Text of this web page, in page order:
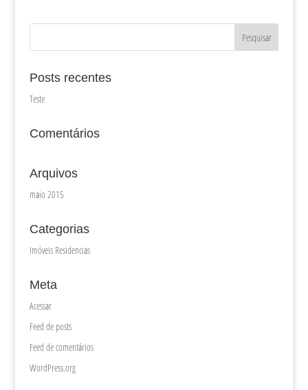
Posts recentes
Teste
Comentários
Arquivos
maio 2015
Categorias
Imóveis Residencias
Meta
Acessar
Feed de posts
Feed de comentários
WordPress.org